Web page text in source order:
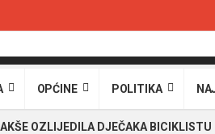
OPĆINE POLITIKA
OZLIJEDILA DJEČAKA BICIKLISTU